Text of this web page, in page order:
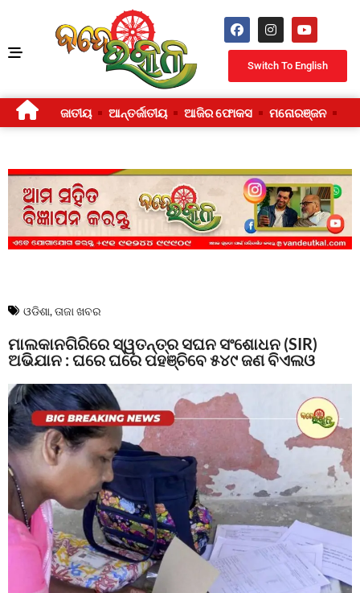
Switch To English
ଜାତୀୟ ଆନ୍ତର୍ଜାତୀୟ ଆଜିର ଫୋକସ ମନୋରଞ୍ଜନ
ଓଡିଶା,ତାଜା ଖବର
ମାଲକାନଗିରିରେ ସ୍ୱତନ୍ତ୍ର ସଘନ ସଂଶୋଧନ (SIR)
ଅଭିଯାନ : ଘରେ ଘରେ ପହଞ୍ଚିବେ ୫୪୯ ଜଣ ବିଏଲଓ